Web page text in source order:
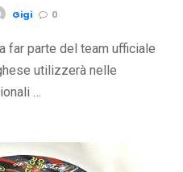
Gigi 0
far parte del team ufficiale
utilizzerà nelle
…